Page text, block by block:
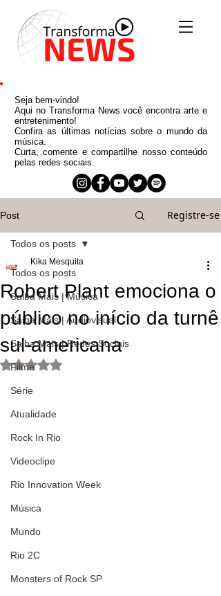
Seja bem-vindo!
Aqui no Transforma News você encontra arte e
entretenimento!
Confira as últimas notícias sobre o mundo da
música.
Curta, comente e compartilhe nosso conteúdo
pelas redes sociais.
Post Registre-se
Todos os posts
Saiba Mais | Música
Saiba Mais | Audiovisual
Saiba Mais | Redes Sociais
Filme
Série
Atualidade
Rock In Rio
Videoclipe
Rio Innovation Week
Música
Mundo
Rio 2C
Monsters of Rock SP
Todos os posts
Robert Plant emociona o
público no início da turnê
sul-americana
Kika Mesquita
Avaliado com NaN de 5 estrelas.